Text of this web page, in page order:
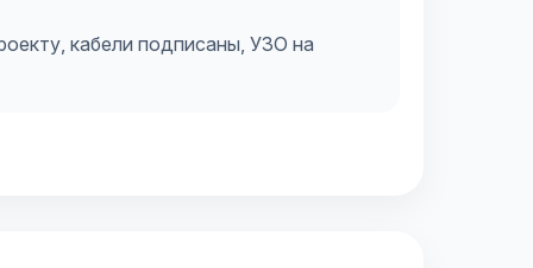
кабели подписаны, УЗО на